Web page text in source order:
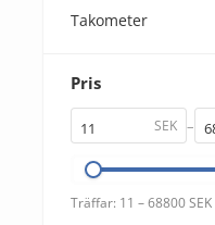
Takometer
Pris
SEK –
Träffar: 11 – 68800 SEK